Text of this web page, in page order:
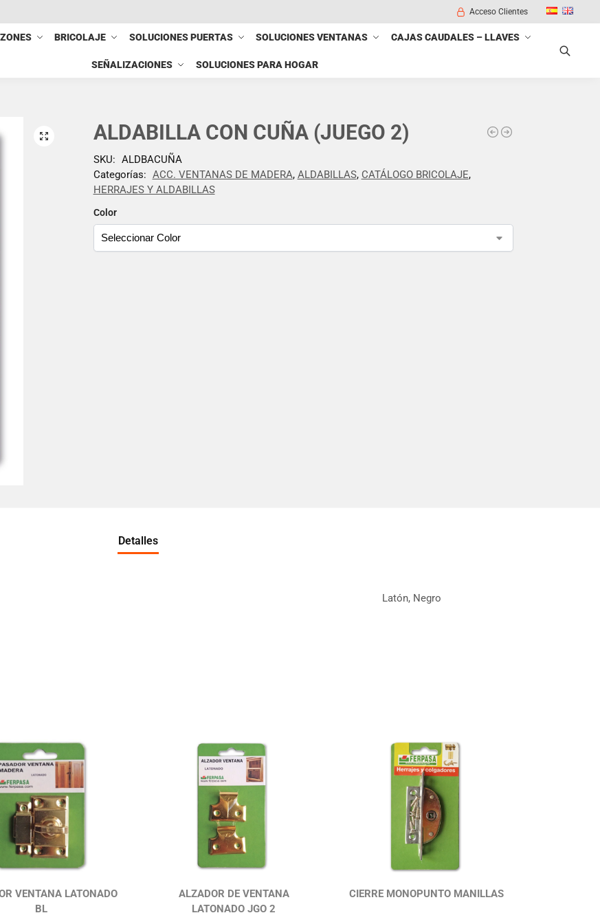
Acceso Clientes
BRICOLAJE SOLUCIONES PUERTAS SOLUCIONES VENTANAS CAJAS CAUDALES – LLAVES
SEÑALIZACIONES SOLUCIONES PARA HOGAR
ALDABILLA CON CUÑA (JUEGO 2)
Color
SKU: ALDBACUÑA
Categorías: ACC. VENTANAS DE MADERA, ALDABILLAS, CATÁLOGO BRICOLAJE,
HERRAJES Y ALDABILLAS
Detalles
Latón, Negro
VENTANA LATONADO
BL
ALZADOR DE VENTANA
LATONADO JGO 2
CIERRE MONOPUNTO MANILLAS